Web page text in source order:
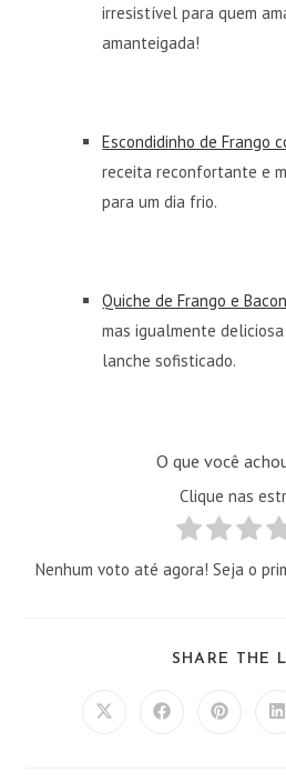
irresistível para quem
amanteigada!
Escondidinho de Frango
receita reconfortante e
para um dia frio.
Quiche de Frango e Bacon
mas igualmente
lanche sofisticado.
O que você
Clique nas
Nenhum voto até agora! Seja o
SHARE THE
Abre Abre Abre